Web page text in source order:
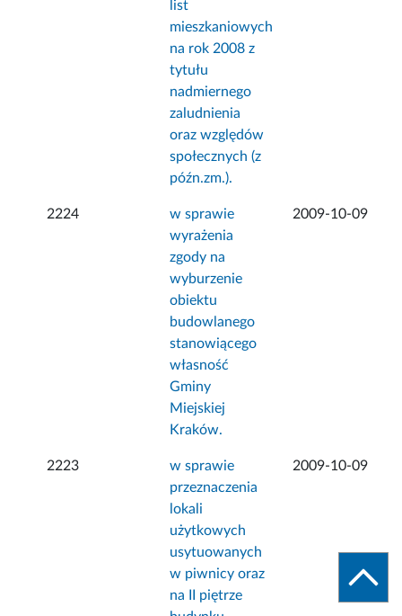
list
mieszkaniowych
na rok 2008 z
tytułu
nadmiernego
zaludnienia
oraz względów
społecznych (z
późn.zm.).
2224
w sprawie
wyrażenia
zgody na
wyburzenie
obiektu
budowlanego
stanowiącego
własność
Gminy
Miejskiej
Kraków.
2009-10-09
2223
w sprawie
przeznaczenia
lokali
użytkowych
usytuowanych
w piwnicy oraz
na II piętrze
2009-10-09